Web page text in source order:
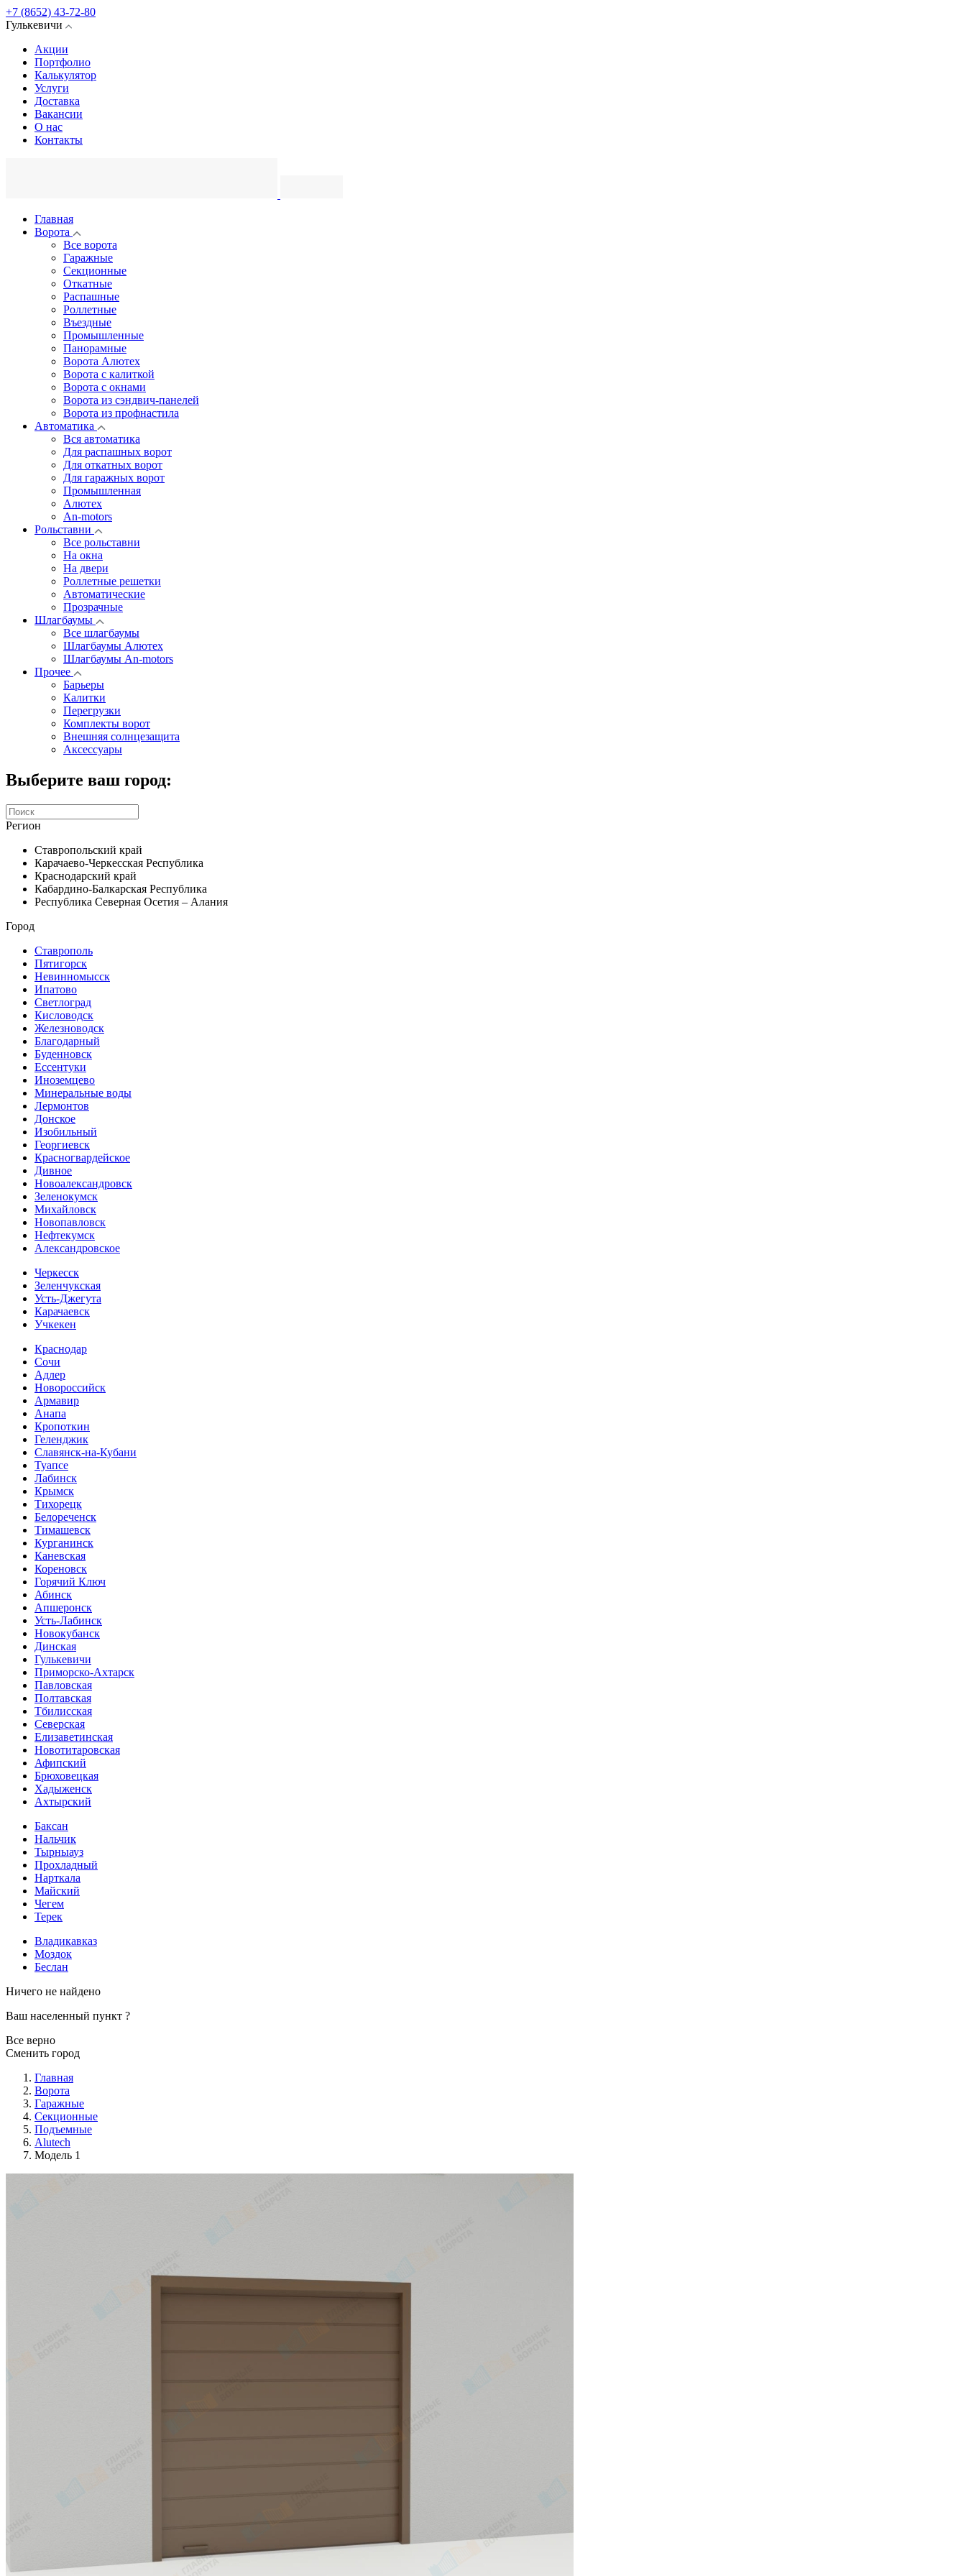
+7 (8652) 43-72-80
Гулькевичи
Акции
Портфолио
Калькулятор
Услуги
Доставка
Вакансии
О нас
Контакты
Главная
Ворота
Все ворота
Гаражные
Секционные
Откатные
Распашные
Роллетные
Въездные
Промышленные
Панорамные
Ворота Алютех
Ворота с калиткой
Ворота c окнами
Ворота из сэндвич-панелей
Ворота из профнастила
Автоматика
Вся автоматика
Для распашных ворот
Для откатных ворот
Для гаражных ворот
Промышленная
Алютех
An-motors
Рольставни
Все рольставни
На окна
На двери
Роллетные решетки
Автоматические
Прозрачные
Шлагбаумы
Все шлагбаумы
Шлагбаумы Алютех
Шлагбаумы An-motors
Прочее
Барьеры
Калитки
Перегрузки
Комплекты ворот
Внешняя солнцезащита
Аксессуары
Выберите ваш город:
Регион
Ставропольский край
Карачаево-Черкесская Республика
Краснодарский край
Кабардино-Балкарская Республика
Республика Северная Осетия – Алания
Город
Ставрополь
Пятигорск
Невинномысск
Ипатово
Светлоград
Кисловодск
Железноводск
Благодарный
Буденновск
Ессентуки
Иноземцево
Минеральные воды
Лермонтов
Донское
Изобильный
Георгиевск
Красногвардейское
Дивное
Новоалександровск
Зеленокумск
Михайловск
Новопавловск
Нефтекумск
Александровское
Черкесск
Зеленчукская
Усть-Джегута
Карачаевск
Учкекен
Краснодар
Сочи
Адлер
Новороссийск
Армавир
Анапа
Кропоткин
Геленджик
Славянск-на-Кубани
Туапсе
Лабинск
Крымск
Тихорецк
Белореченск
Тимашевск
Курганинск
Каневская
Кореновск
Горячий Ключ
Абинск
Апшеронск
Усть-Лабинск
Новокубанск
Динская
Гулькевичи
Приморско-Ахтарск
Павловская
Полтавская
Тбилисская
Северская
Елизаветинская
Новотитаровская
Афипский
Брюховецкая
Хадыженск
Ахтырский
Баксан
Нальчик
Тырныауз
Прохладный
Нарткала
Майский
Чегем
Терек
Владикавказ
Моздок
Беслан
Ничего не найдено
Ваш населенный пункт ?
Все верно
Сменить город
Главная
Ворота
Гаражные
Секционные
Подъемные
Alutech
Модель 1